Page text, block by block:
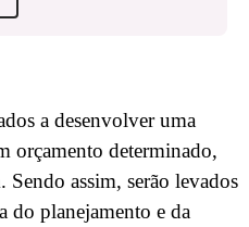
a desenvolver uma
orçamento determinado,
assim, serão levados
do planejamento e da